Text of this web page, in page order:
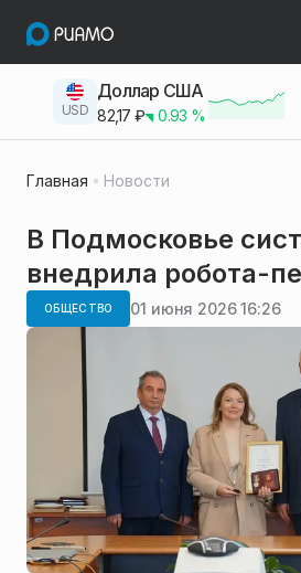
USD
Доллар США
82,17 ₽ 0.93 %
Главная Новости
В Подмосковье
внедрила робота-
ОБЩЕСТВО 01 июня 2026 16:26